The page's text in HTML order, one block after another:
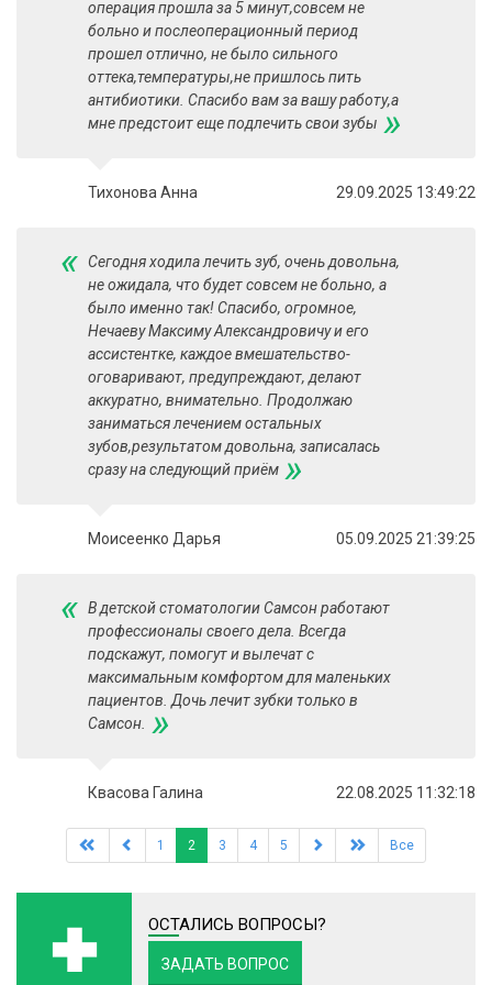
операция прошла за 5 минут,совсем не
больно и послеоперационный период
прошел отлично, не было сильного
оттека,температуры,не пришлось пить
антибиотики. Спасибо вам за вашу работу,а
мне предстоит еще подлечить свои зубы »
Тихонова Анна 29.09.2025 13:49:22
«
Сегодня ходила лечить зуб, очень довольна,
не ожидала, что будет совсем не больно, а
было именно так! Спасибо, огромное,
Нечаеву Максиму Александровичу и его
ассистентке, каждое вмешательство-
оговаривают, предупреждают, делают
аккуратно, внимательно. Продолжаю
заниматься лечением остальных
зубов,результатом довольна, записалась
сразу на следующий приём »
Моисеенко Дарья 05.09.2025 21:39:25
« В детской стоматологии Самсон работают
профессионалы своего дела. Всегда
подскажут, помогут и вылечат с
максимальным комфортом для маленьких
пациентов. Дочь лечит зубки только в
Самсон. »
Квасова Галина 22.08.2025 11:32:18
1 2 3 4 5 Все
ОСТАЛИСЬ ВОПРОСЫ?
ЗАДАТЬ ВОПРОС